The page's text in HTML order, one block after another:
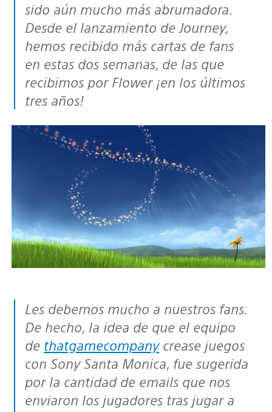
sido aún mucho más abrumadora.
Desde el lanzamiento de Journey,
hemos recibido más cartas de fans
en estas dos semanas, de las que
recibimos por Flower ¡en los últimos
tres años!
Les debemos mucho a nuestros fans.
De hecho, la idea de que el equipo
de thatgamecompanycrease juegos
con Sony Santa Monica, fue sugerida
por la cantidad de emails que nos
enviaron los jugadores tras jugar a